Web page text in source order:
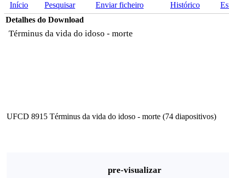
Início Pesquisar Enviar ficheiro Histórico
Detalhes do Download
Términus da vida do idoso - morte
UFCD 8915 Términus da vida do idoso - morte (74 diapositivos)
pre-visualizar